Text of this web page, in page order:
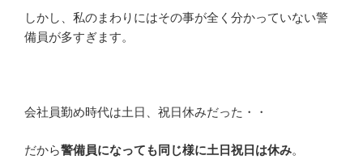
しかし、私のまわりにはその事が全く分かっていない警
備員が多すぎます。
会社員勤め時代は土日、祝日休みだった・・
だから警備員になっても同じ様に土日祝日は休み。